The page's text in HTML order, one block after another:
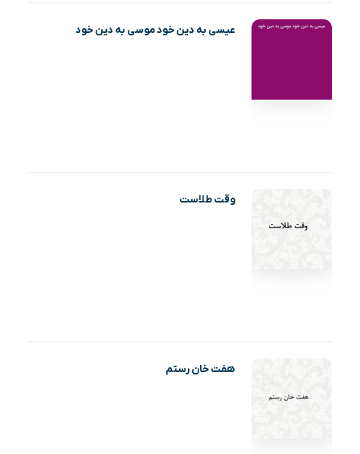
عیسی به دین خود موسی به دین خود
وقت طلاست
هفت خان رستم